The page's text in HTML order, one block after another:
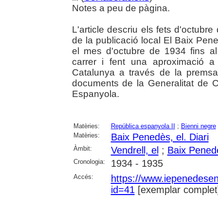
Notes a peu de pàgina.
L'article descriu els fets
de la publicació local El Baix
el mes d'octubre de 1934 fins
carrer i fent una aproximació
Catalunya a través de la
documents de la Generalitat de
Espanyola.
Matèries: República espanyola II ; Bienni negre
Matèries:
Baix Penedès, el. Diari
Àmbit: Vendrell, el ; Baix
Cronologia: 1934 - 1935
Accés:
https://
id=41 [exemplar